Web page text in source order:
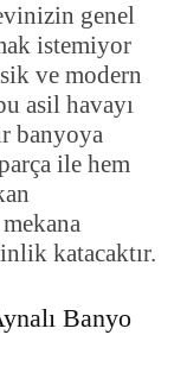
genel
istemiyor
ve modern
asil havayı
banyoya
ile hem
katacaktır.
Banyo